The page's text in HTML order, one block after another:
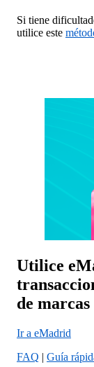
Si tiene
utilice este
Utilice
de marcas
Ir a eMadrid
FAQ | Guía